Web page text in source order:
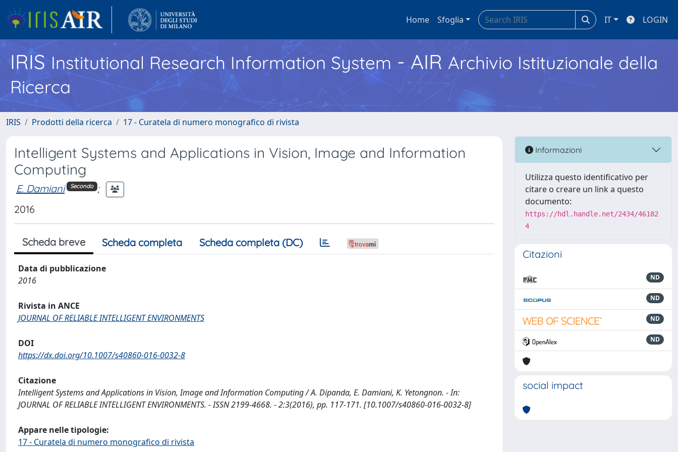
Home Sfoglia IT LOGIN
IRISInstitutional Research Information System - AIR Archivio Istituzionale della
Ricerca
IRIS Prodotti della ricerca 17 - Curatela di numero monografico di rivista
Intelligent Systems and Applications in Vision, Image and Information
Computing
E. Damiani Secondo ;
2016
Scheda breve Scheda completa Scheda completa (DC)
Data di pubblicazione
2016
Rivista in ANCE
JOURNAL OF RELIABLE INTELLIGENT ENVIRONMENTS
DOI
https://dx.doi.org/10.1007/s40860-016-0032-8
Citazione
Intelligent Systems and Applications in Vision, Image and Information Computing / A. Dipanda, E. Damiani, K. Yetongnon. - In:
JOURNAL OF RELIABLE INTELLIGENT ENVIRONMENTS. - ISSN 2199-4668. - 2:3(2016), pp. 117-171. [10.1007/s40860-016-0032-8]
Appare nelle tipologie:
17 - Curatela di numero monografico di rivista
Informazioni
Utilizza questo identificativo per
citare o creare un link a questo
documento:
https://hdl.handle.net/2434/46182
4
Citazioni
ND
ND
ND
ND
social impact